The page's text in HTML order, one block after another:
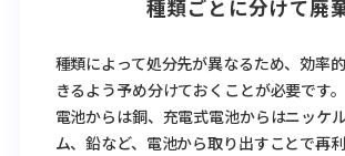
種類ごとに分けて廃
種類によって処分先が異なるため、効率
きるよう予め分けておくことが必要です
電池からは銅、充電式電池からはニッケ
ム、鉛など、電池から取り出すことで再